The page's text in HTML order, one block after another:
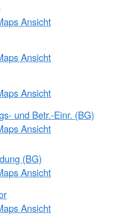
Ansicht
Ansicht
Ansicht
und Betr.-Einr. (BG)
Ansicht
(BG)
Ansicht
Ansicht